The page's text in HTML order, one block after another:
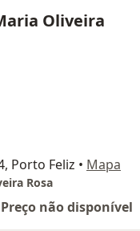
Oliveira
Porto Feliz • Mapa
Rosa
Preço não disponível